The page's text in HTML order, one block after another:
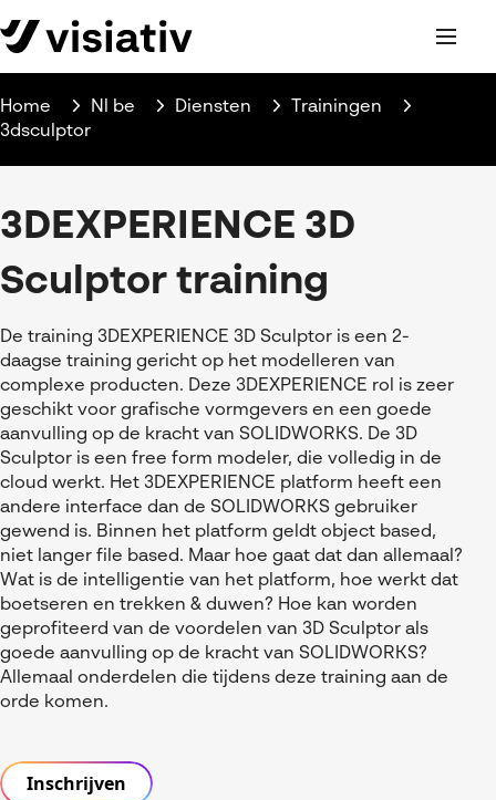
Helpdesk Webinars
Producten
DELMIA
SOLIDWORKS CAM
Databeheer & PLM
SOLIDWORKS PDM
ENOVIA
Virtueel testen
SOLIDWORKS Simulation
SOLIDWORKS Composer
SOLIDWORKS Visualize
SOLIDWORKS Electrical
SOLIDWORKS Inspection
Visiativ Customer Service
Spare Parts Cloud Plarform
CATIA Composer
myCADtools
myPDMtools
Consultancy
Trainingen
3DEXPERIENCE trainingen
Trainingskalender
Helpdesk
Onderhoudscontract SOLIDWORKS
Ontdek Visiativ
Werken bij Visiativ
myCAD Day 2026
Acties en promoties
Downloads
FAQs SOLIDWORKS
Contact
Home Nl be Diensten
Trainingen
3dsculptor
3DEXPERIENCE 3D
Sculptor training
De training 3DEXPERIENCE 3D Sculptor is een 2-
daagse training gericht op het modelleren van
complexe producten. Deze 3DEXPERIENCE rol is zeer
geschikt voor grafische vormgevers en een goede
aanvulling op de kracht van SOLIDWORKS. De 3D
Sculptor is een free form modeler, die volledig in de
cloud werkt. Het 3DEXPERIENCE platform heeft een
andere interface dan de SOLIDWORKS gebruiker
gewend is. Binnen het platform geldt object based,
niet langer file based. Maar hoe gaat dat dan allemaal?
Wat is de intelligentie van het platform, hoe werkt dat
boetseren en trekken & duwen? Hoe kan worden
geprofiteerd van de voordelen van 3D Sculptor als
goede aanvulling op de kracht van SOLIDWORKS?
Allemaal onderdelen die tijdens deze training aan de
orde komen.
Inschrijven